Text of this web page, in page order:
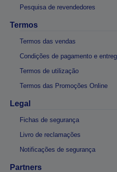
Pesquisa de revendedores
Termos
Termos das vendas
Condições de pagamento e
Termos de utilização
Termos das Promoções Online
Legal
Fichas de segurança
Livro de reclamações
Notificações de segurança
Partners